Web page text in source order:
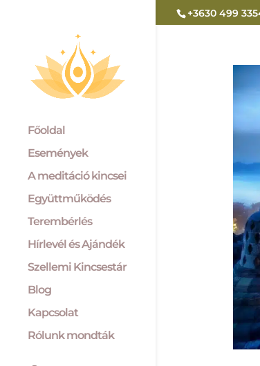
+3630 499
Főoldal
Események
A meditáció kincsei
Együttműködés
Terembérlés
Hírlevél és Ajándék
Szellemi Kincsestár
Blog
Kapcsolat
Rólunk mondták